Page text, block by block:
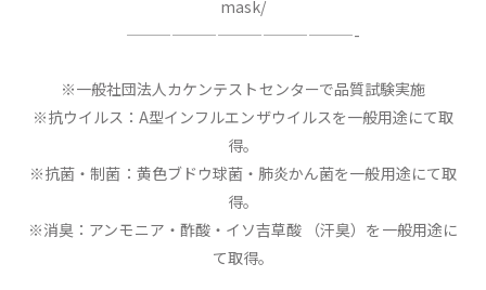
mask/
———————————————-
※一般社団法人カケンテストセンターで品質試験実施
※抗ウイルス：A型インフルエンザウイルスを一般用途にて取
得。
※抗菌・制菌：黄色ブドウ球菌・肺炎かん菌を一般用途にて取
得。
※消臭：アンモニア・酢酸・イソ吉草酸 （汗臭）を一般用途に
て取得。